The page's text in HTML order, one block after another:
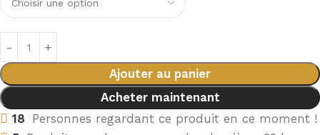
Ajouter au panier
Acheter maintenant
18 Personnes regardant ce produit en ce moment !